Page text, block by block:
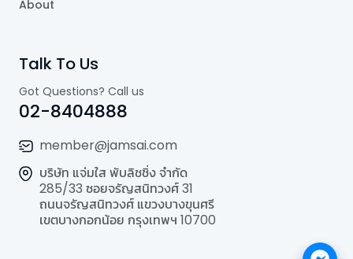
About
Talk To Us
Got Questions? Call us
02-8404888
member@jamsai.com
บริษัท แจ่มใส พับลิชชิ่ง จำกัด
285/33 ซอยจรัญสนิทวงศ์ 31
ถนนจรัญสนิทวงศ์ แขวงบางขุนศรี
เขตบางกอกน้อย กรุงเทพฯ 10700